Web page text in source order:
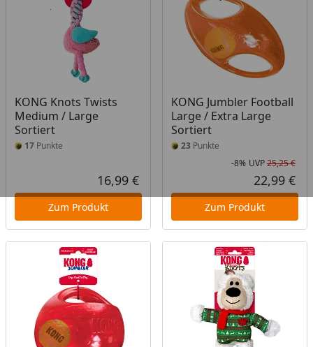
KONG Knots Twists
Medium / Large
Sortiert
17 Punkte
Aktueller Preis
16,99 €
Zum Produkt
KONG Jumbler Football
Large / Extra Large
Sortiert
23Punkte
-8% UVP25,25 €
22,99 €
Zum Produkt